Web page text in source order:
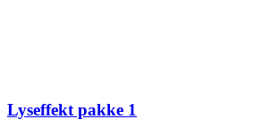
Lyseffekt pakke 1